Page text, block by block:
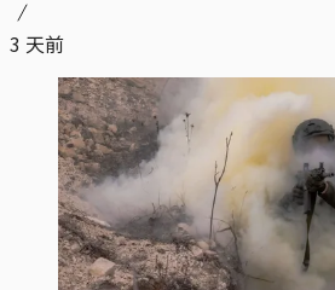
3 天前